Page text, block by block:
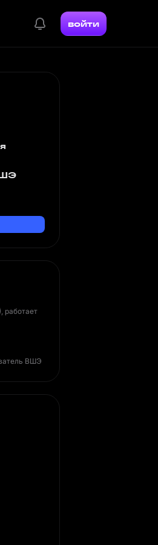
войти
работает
ВШЭ